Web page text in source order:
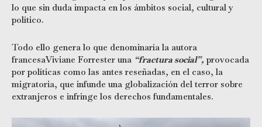
lo que sin duda impacta en los ámbitos social, cultural y
político.
Todo ello genera lo que denominaría la autora
francesaViviane Forrester una “fractura social”, provocada
por políticas como las antes reseñadas, en el caso, la
migratoria, que infunde una globalización del terror sobre
extranjeros e infringe los derechos fundamentales.